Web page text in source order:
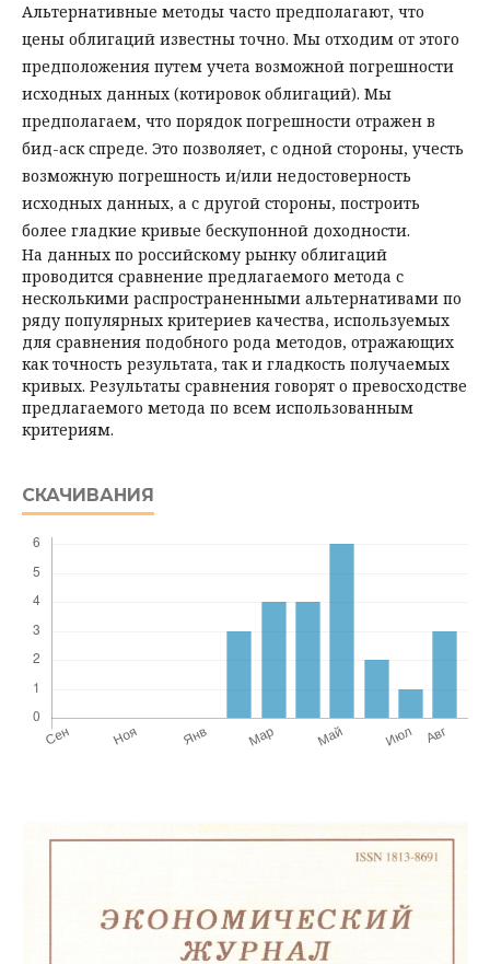
Альтернативные методы часто предполагают, что
цены облигаций известны точно. Мы отходим от этого
предположения путем учета возможной погрешности
исходных данных (котировок облигаций). Мы
предполагаем, что порядок погрешности отражен в
бид-аск спреде. Это позволяет, с одной стороны, учесть
возможную погрешность и/или недостоверность
исходных данных, а с другой стороны, построить
более гладкие кривые бескупонной доходности.
На данных по российскому рынку облигаций
проводится сравнение предлагаемого метода с
несколькими распространенными альтернативами по
ряду популярных критериев качества, используемых
для сравнения подобного рода методов, отражающих
как точность результата, так и гладкость получаемых
кривых. Результаты сравнения говорят о превосходстве
предлагаемого метода по всем использованным
критериям.
СКАЧИВАНИЯ